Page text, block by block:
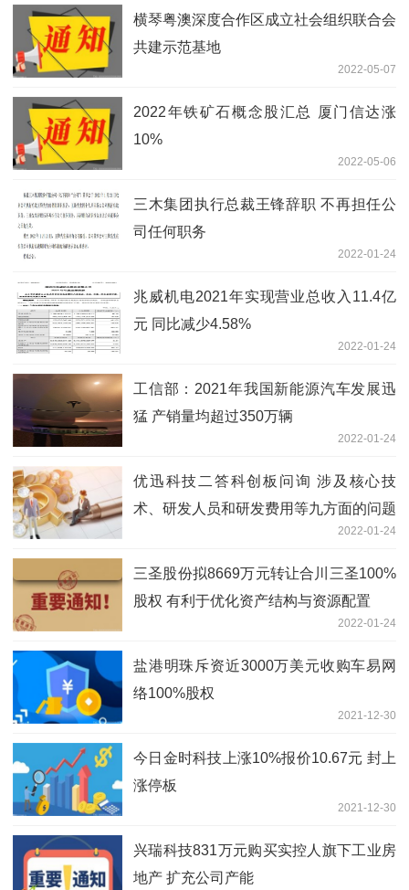
横琴粤澳深度合作区成立社会组织联合会
共建示范基地
2022-05-07
2022年铁矿石概念股汇总 厦门信达涨
10%
2022-05-06
三木集团执行总裁王锋辞职 不再担任公
司任何职务
2022-01-24
兆威机电2021年实现营业总收入11.4亿
元 同比减少4.58%
2022-01-24
工信部：2021年我国新能源汽车发展迅
猛 产销量均超过350万辆
2022-01-24
优迅科技二答科创板问询 涉及核心技
术、研发人员和研发费用等九方面的问题
2022-01-24
三圣股份拟8669万元转让合川三圣100%
股权 有利于优化资产结构与资源配置
2022-01-24
盐港明珠斥资近3000万美元收购车易网
络100%股权
2021-12-30
今日金时科技上涨10%报价10.67元 封上
涨停板
2021-12-30
兴瑞科技831万元购买实控人旗下工业房
地产 扩充公司产能